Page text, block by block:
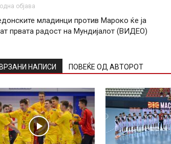
објава
младинци против Мароко ќе ја
првата радост на Мундијалот (ВИДЕО)
НАПИСИ ПОВЕЌЕ ОД АВТОРОТ